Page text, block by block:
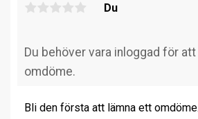
Du
Bli den första att lämna ett omdöme.